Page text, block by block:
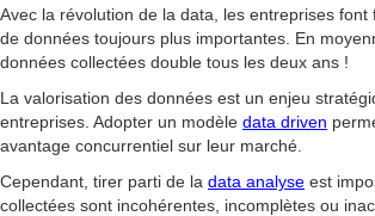
Avec la révolution de la data, les entreprises font
de données toujours plus importantes. En
données collectées double tous les deux ans !
La valorisation des données est un enjeu
entreprises. Adopter un modèle data driven
avantage concurrentiel sur leur marché.
Cependant, tirer parti de la data analyse est
collectées sont incohérentes, incomplètes ou